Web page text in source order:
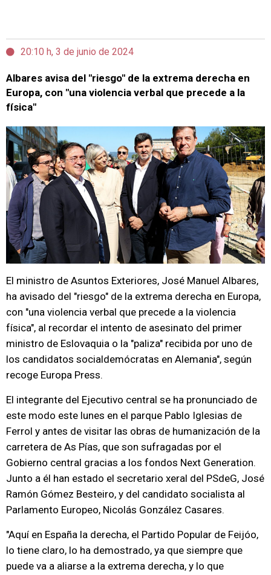
20:10 h, 3 de junio de 2024
Albares avisa del "riesgo" de la extrema derecha en
Europa, con "una violencia verbal que precede a la
física"
El ministro de Asuntos Exteriores, José Manuel Albares,
ha avisado del "riesgo" de la extrema derecha en Europa,
con "una violencia verbal que precede a la violencia
física", al recordar el intento de asesinato del primer
ministro de Eslovaquia o la "paliza" recibida por uno de
los candidatos socialdemócratas en Alemania", según
recoge Europa Press.
El integrante del Ejecutivo central se ha pronunciado de
este modo este lunes en el parque Pablo Iglesias de
Ferrol y antes de visitar las obras de humanización de la
carretera de As Pías, que son sufragadas por el
Gobierno central gracias a los fondos Next Generation.
Junto a él han estado el secretario xeral del PSdeG, José
Ramón Gómez Besteiro, y del candidato socialista al
Parlamento Europeo, Nicolás González Casares.
"Aquí en España la derecha, el Partido Popular de Feijóo,
lo tiene claro, lo ha demostrado, ya que siempre que
puede va a aliarse a la extrema derecha, y lo que